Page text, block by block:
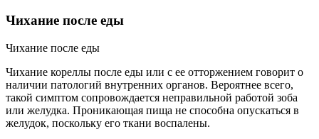
Чихание после еды
Чихание после еды
Чихание кореллы после еды или с ее отторжением говорит о
наличии патологий внутренних органов. Вероятнее всего,
такой симптом сопровождается неправильной работой зоба
или желудка. Проникающая пища не способна опускаться в
желудок, поскольку его ткани воспалены.